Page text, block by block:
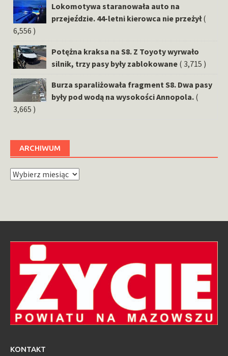
Lokomotywa staranowała auto na
przejeździe. 44-letni kierowca nie przeżył (
6,556 )
Potężna kraksa na S8. Z Toyoty wyrwało
silnik, trzy pasy były zablokowane ( 3,715 )
Burza sparaliżowała fragment S8. Dwa pasy
były pod wodą na wysokości Annopola. (
3,665 )
ARCHIWUM
Archiwum
KONTAKT